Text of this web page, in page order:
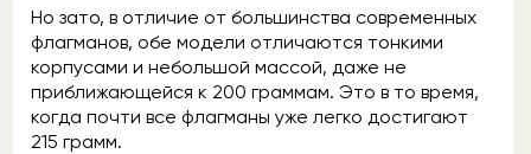
Но зато, в отличие от большинства современных
флагманов, обе модели отличаются тонкими
корпусами и небольшой массой, даже не
приближающейся к 200 граммам. Это в то время,
когда почти все флагманы уже легко достигают
215 грамм.